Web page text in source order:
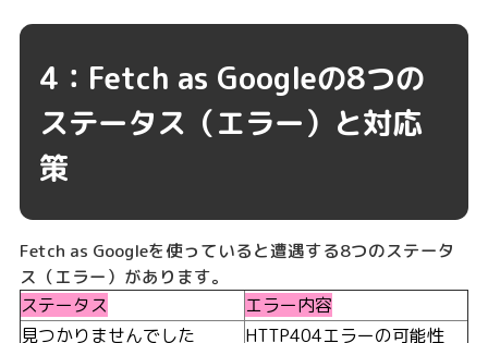
4：Fetch as Googleの8つの
ステータス（エラー）と対応
策
Fetch as Googleを使っていると遭遇する8つのステータ
ス（エラー）があります。
ステータス
エラー内容
見つかりませんでした
HTTP404エラーの可能性